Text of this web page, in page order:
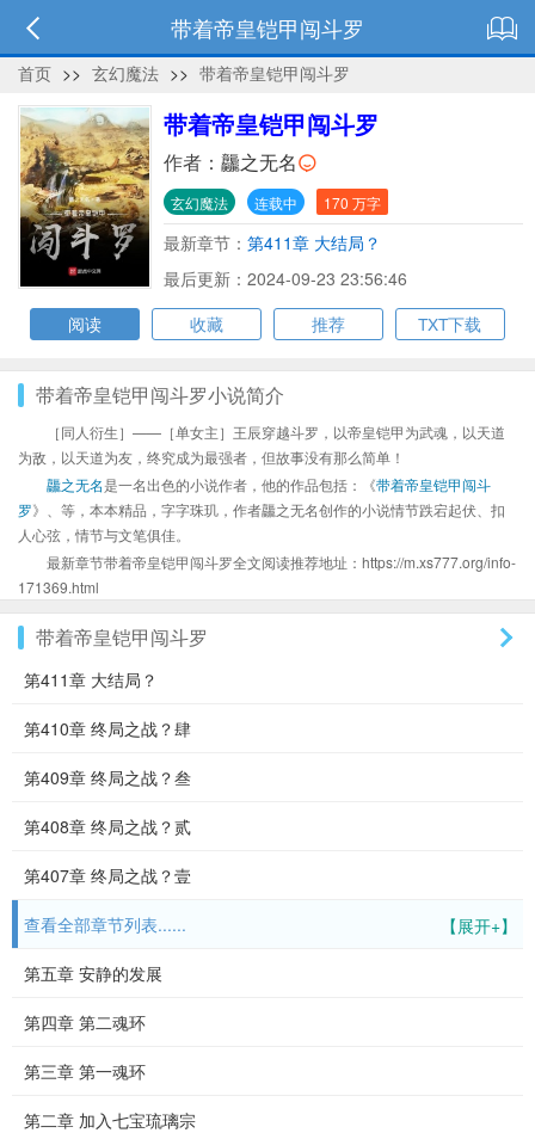
带着帝皇铠甲闯斗罗
首页 >> 玄幻魔法 >> 带着帝皇铠甲闯斗罗
带着帝皇铠甲闯斗罗
作者： 龘之无名
玄幻魔法 连载中 170 万字
最新章节： 第411章 大结局？
最后更新：2024-09-23 23:56:46
阅读
收藏 推荐 TXT下载
带着帝皇铠甲闯斗罗小说简介
［同人衍生］——［单女主］王辰穿越斗罗，以帝皇铠甲为武魂，以天道
为敌，以天道为友，终究成为最强者，但故事没有那么简单！
龘之无名是一名出色的小说作者，他的作品包括：《带着帝皇铠甲闯斗
罗》、等，本本精品，字字珠玑，作者龘之无名创作的小说情节跌宕起伏、扣
人心弦，情节与文笔俱佳。
最新章节带着帝皇铠甲闯斗罗全文阅读推荐地址：https://m.xs777.org/info-
171369.html
带着帝皇铠甲闯斗罗
第411章 大结局？
第410章 终局之战？肆
第409章 终局之战？叁
第408章 终局之战？贰
第407章 终局之战？壹
【展开+】
查看全部章节列表......
第五章 安静的发展
第四章 第二魂环
第三章 第一魂环
第二章 加入七宝琉璃宗